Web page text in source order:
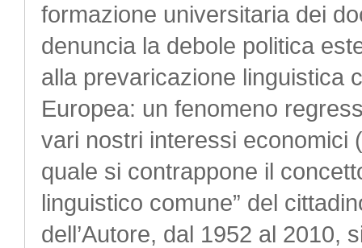
formazione universitaria dei
denuncia la debole politica
alla prevaricazione linguistica
Europea: un fenomeno
vari nostri interessi economici
quale si contrappone il
linguistico comune” del
dell’Autore, dal 1952 al 2010,